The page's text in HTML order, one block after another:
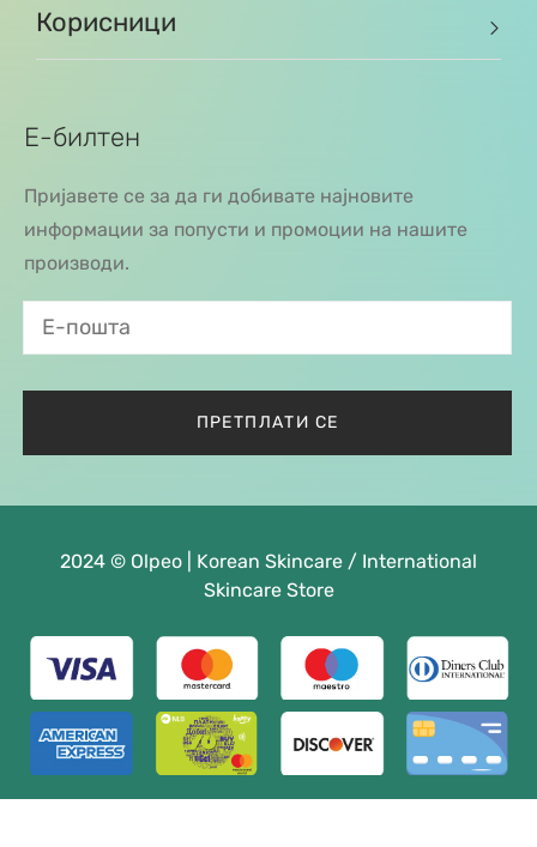
Корисници
Е-билтен
Пријавете се за да ги добивате најновите
информации за попусти и промоции на нашите
производи.
2024 © Olpeo | Korean Skincare / International
Skincare Store